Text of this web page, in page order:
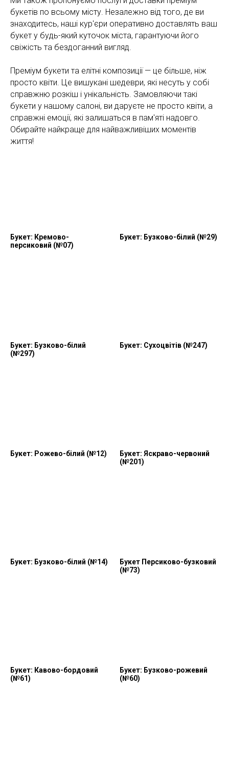
букетів по всьому місту. Незалежно від того, де ви
знаходитесь, наші кур'єри оперативно доставлять ваш
букет у будь-який куточок міста, гарантуючи його
свіжість та бездоганний вигляд.
Преміум букети та елітні композиції — це більше, ніж
просто квіти. Це вишукані шедеври, які несуть у собі
справжню розкіш і унікальність. Замовляючи такі
букети у нашому салоні, ви даруєте не просто квіти, а
справжні емоції, які залишаться в пам'яті надовго.
Обирайте найкраще для найважливіших моментів
життя!
Букет: Кремово-
персиковий (№07)
Букет: Бузково-білий (№29)
Букет: Бузково-білий
(№297)
Букет: Сухоцвітів (№247)
Букет: Рожево-білий (№12)
Букет: Яскраво-червоний
(№201)
Букет: Бузково-білий (№14)
Букет Персиково-бузковий
(№73)
Букет: Кавово-бордовий
(№61)
Букет: Бузково-рожевий
(№60)